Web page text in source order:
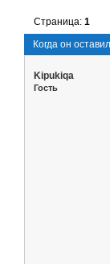
Когда он
Страница:1
Kipukiqa
Гость